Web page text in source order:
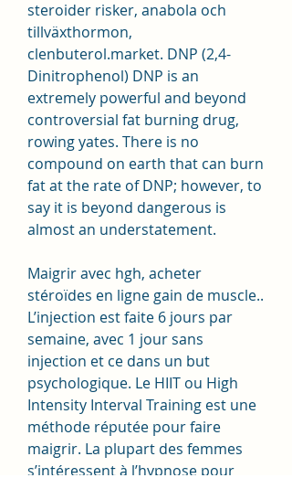
steroider risker, anabola och
tillväxthormon,
clenbuterol.market. DNP (2,4-
Dinitrophenol) DNP is an
extremely powerful and beyond
controversial fat burning drug,
rowing yates. There is no
compound on earth that can burn
fat at the rate of DNP; however, to
say it is beyond dangerous is
almost an understatement.
Maigrir avec hgh, acheter
stéroïdes en ligne gain de muscle..
L’injection est faite 6 jours par
semaine, avec 1 jour sans
injection et ce dans un but
psychologique. Le HIIT ou High
Intensity Interval Training est une
méthode réputée pour faire
maigrir. La plupart des femmes
s’intéressent à l’hypnose pour